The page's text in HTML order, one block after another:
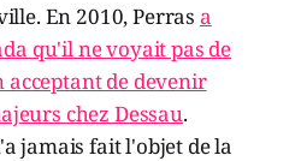
En 2010, Perras a
qu'il ne voyait pas de
de devenir
chez Dessau.
jamais fait l'objet de la